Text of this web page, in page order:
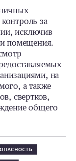
за
исключив
помещения.
на
а также
свертков,
общего